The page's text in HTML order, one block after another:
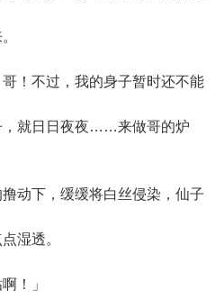
不过，我的身子暂时还不能
，就日日夜夜……来做哥的炉
下，缓缓将白丝侵染，仙子
湿透。
！」